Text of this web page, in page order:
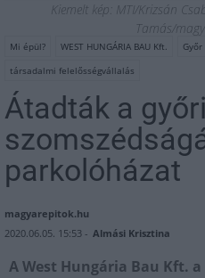
Kiemelt kép: MTI/Krizsán
Tamás/
Mi épül? WEST HUNGÁRIA BAU Kft. Győr
társadalmi felelősségvállalás
Átadták a
parkolóházat
magyarepitok.hu
2020.06.05. 15:53 - Almási Krisztina
A West Hungária Bau Kft.